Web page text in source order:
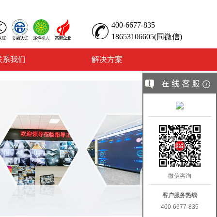
400-6677-835
18653106605(同微信)
系我们 解决方案
微信咨询
客户服务热线
400-6677-835